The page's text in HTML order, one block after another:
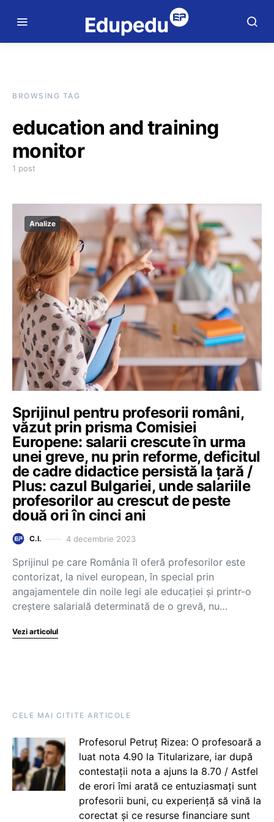
BROWSING TAG
education and training
monitor
1 post
Analize
Sprijinul pentru profesorii români,
văzut prin prisma Comisiei
Europene: salarii crescute în urma
unei greve, nu prin reforme, deficitul
de cadre didactice persistă la țară /
Plus: cazul Bulgariei, unde salariile
profesorilor au crescut de peste
două ori în cinci ani
C.I. 4 decembrie 2023
Sprijinul pe care România îl oferă profesorilor este
contorizat, la nivel european, în special prin
angajamentele din noile legi ale educației și printr-o
creștere salarială determinată de o grevă, nu…
Vezi articolul
CELE MAI CITITE ARTICOLE
Profesorul Petruț Rizea: O profesoară a
luat nota 4.90 la Titularizare, iar după
contestații nota a ajuns la 8.70 / Astfel
de erori îmi arată ce entuziasmați sunt
profesorii buni, cu experiență să vină la
corectat și ce resurse financiare sunt